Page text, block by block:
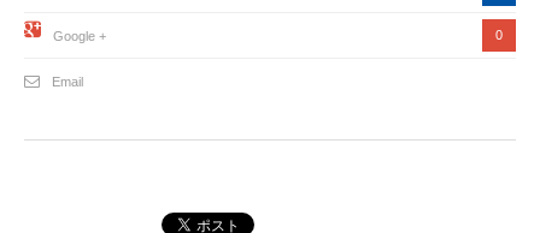
Google + 0
Email